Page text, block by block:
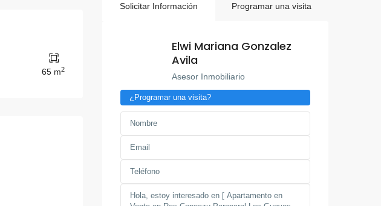
65 m2
Solicitar Información Programar una visita
Elwi Mariana Gonzalez
Avila
Asesor Inmobiliario
¿Programar una visita?